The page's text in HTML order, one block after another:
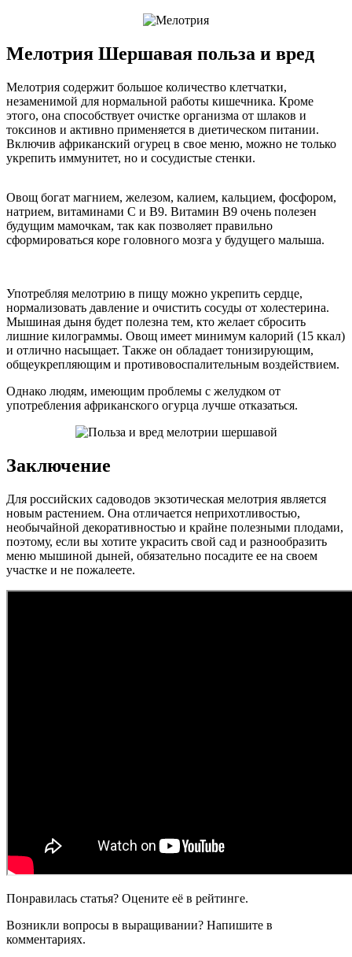
Мелотрия Шершавая польза и вред
Мелотрия содержит большое количество клетчатки,
незаменимой для нормальной работы кишечника. Кроме
этого, она способствует очистке организма от шлаков и
токсинов и активно применяется в диетическом питании.
Включив африканский огурец в свое меню, можно не только
укрепить иммунитет, но и сосудистые стенки.
Овощ богат магнием, железом, калием, кальцием, фосфором,
натрием, витаминами C и B9. Витамин B9 очень полезен
будущим мамочкам, так как позволяет правильно
сформироваться коре головного мозга у будущего малыша.
Употребляя мелотрию в пищу можно укрепить сердце,
нормализовать давление и очистить сосуды от холестерина.
Мышиная дыня будет полезна тем, кто желает сбросить
лишние килограммы. Овощ имеет минимум калорий (15 ккал)
и отлично насыщает. Также он обладает тонизирующим,
общеукрепляющим и противовоспалительным воздействием.
Однако людям, имеющим проблемы с желудком от
употребления африканского огурца лучше отказаться.
Заключение
Для российских садоводов экзотическая мелотрия является
новым растением. Она отличается неприхотливостью,
необычайной декоративностью и крайне полезными плодами,
поэтому, если вы хотите украсить свой сад и разнообразить
меню мышиной дыней, обязательно посадите ее на своем
участке и не пожалеете.
Понравилась статья? Оцените её в рейтинге.
Возникли вопросы в выращивании? Напишите в
комментариях.